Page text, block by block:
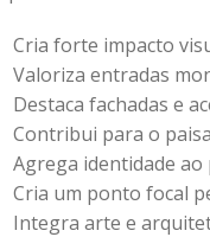
Cria forte impacto
Valoriza entradas
Destaca fachadas e
Contribui para o
Agrega identidade ao
Cria um ponto focal
Integra arte e